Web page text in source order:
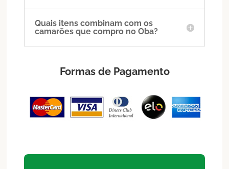
Quais itens combinam com os
camarões que compro no Oba?
Formas de Pagamento